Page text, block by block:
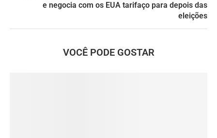
e negocia com os EUA tarifaço para depois das
eleições
VOCÊ PODE GOSTAR